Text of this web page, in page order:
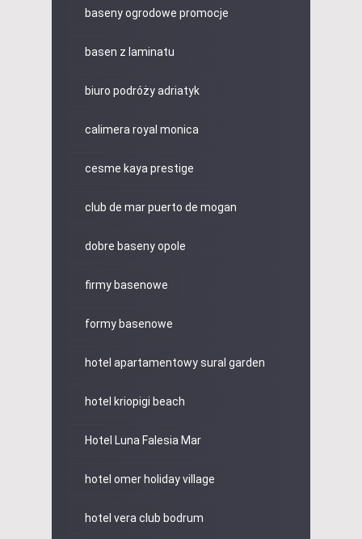
baseny ogrodowe promocje
basen z laminatu
biuro podróży adriatyk
calimera royal monica
cesme kaya prestige
club de mar puerto de mogan
dobre baseny opole
firmy basenowe
formy basenowe
hotel apartamentowy sural garden
hotel kriopigi beach
Hotel Luna Falesia Mar
hotel omer holiday village
hotel vera club bodrum